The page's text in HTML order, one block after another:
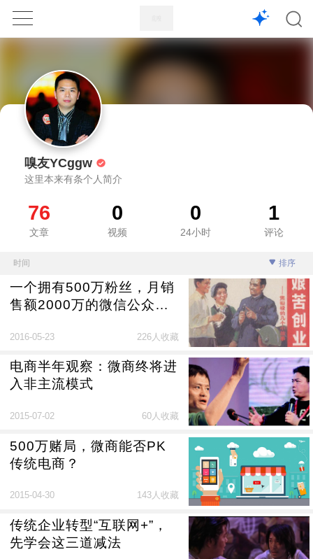
1X
嗅友YCggw
这里本来有条个人简介
76
文章
0
视频
0
24小时
1
评论
时间 排序
一个拥有500万粉丝，月销
售额2000万的微信公众号
2016-05-23 226人收藏
电商半年观察：微商终将进
入非主流模式
2015-07-02 60人收藏
500万赌局，微商能否PK
传统电商？
2015-04-30 143人收藏
传统企业转型“互联网+”，
先学会这三道减法